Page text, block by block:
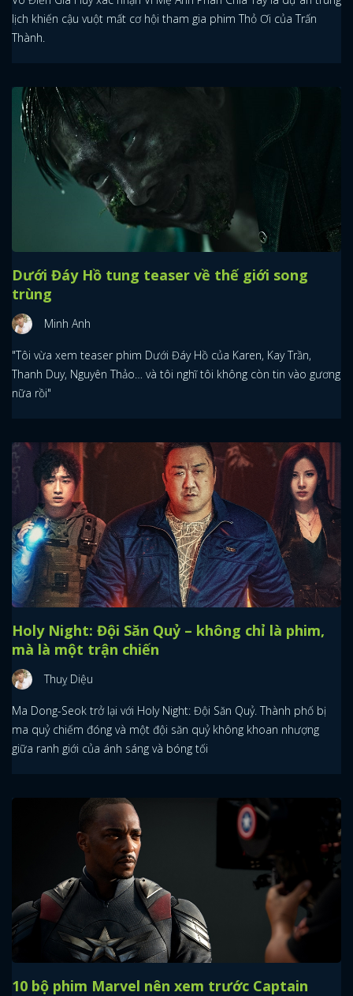
lịch khiến cậu vuột mất cơ hội tham gia phim Thỏ Ơi của Trấn
Thành.
Dưới Đáy Hồ tung teaser về thế giới song
trùng
Minh Anh
"Tôi vừa xem teaser phim Dưới Đáy Hồ của Karen, Kay Trần,
Thanh Duy, Nguyên Thảo… và tôi nghĩ tôi không còn tin vào gương
nữa rồi"
Holy Night: Đội Săn Quỷ – không chỉ là phim,
mà là một trận chiến
Thuỵ Diệu
Ma Dong-Seok trở lại với Holy Night: Đội Săn Quỷ. Thành phố bị
ma quỷ chiếm đóng và một đội săn quỷ không khoan nhượng
giữa ranh giới của ánh sáng và bóng tối
10 bộ phim Marvel nên xem trước Captain